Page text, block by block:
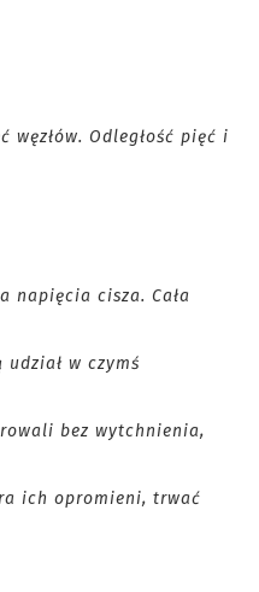
węzłów. Odległość pięć i
napięcia cisza. Cała
udział w czymś
bez wytchnienia,
ich opromieni, trwać